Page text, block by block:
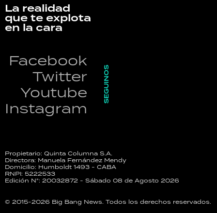
La realidad
que te explota
en la cara
Facebook
Twitter
Youtube
Instagram
SEGUINOS
Propietario: Quinta Columna S.A.
Directora: Manuela Fernández Mendy
Domicilio: Humboldt 1493 - CABA
RNPI: 5222533
Edición N°: 20032872 - Sábado 08 de Agosto 2026
© 2015-2026 Big Bang News. Todos los derechos reservados.